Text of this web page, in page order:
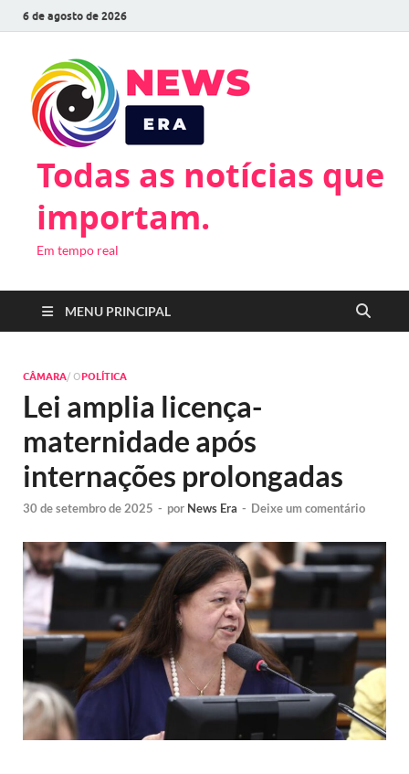
6 de agosto de 2026
Todas as notícias que
importam.
Em tempo real
MENU PRINCIPAL
CÂMARA/ OPOLÍTICA
Lei amplia licença-
maternidade após
internações prolongadas
30 de setembro de 2025 - por News Era - Deixe um comentário